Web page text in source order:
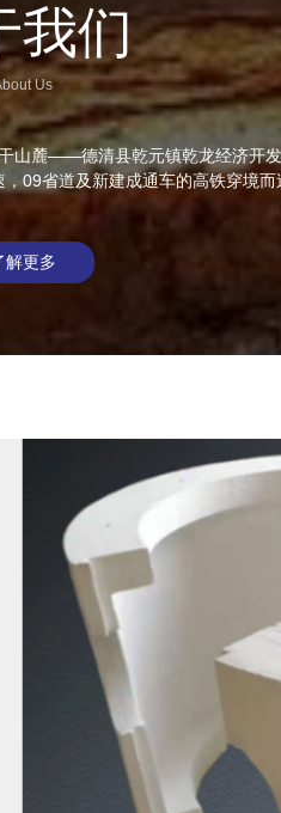
我们
Us
麓——德清县乾元镇乾龙经济开
09省道及新建成通车的高铁穿境
解更多